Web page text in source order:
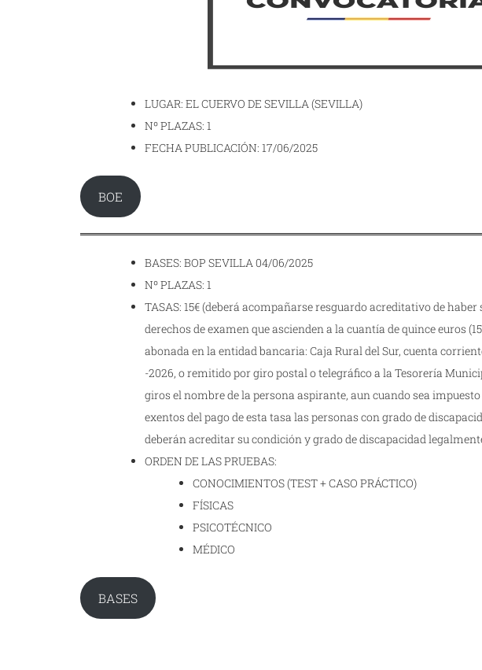
LUGAR: EL CUERVO DE SEVILLA (SEVILLA)
Nº PLAZAS: 1
FECHA PUBLICACIÓN: 17/06/2025
BOE
BASES: BOP SEVILLA 04/06/2025
Nº PLAZAS: 1
TASAS: 15€ (deberá acompañarse resguardo acreditativo de
derechos de examen que ascienden a la cuantía de quince euros
abonada en la entidad bancaria: Caja Rural del Sur, cuenta
-2026, o remitido por giro postal o telegráfico a la Tesorería
giros el nombre de la persona aspirante, aun cuando sea
exentos del pago de esta tasa las personas con grado de
deberán acreditar su condición y grado de discapacidad
ORDEN DE LAS PRUEBAS:
CONOCIMIENTOS (TEST + CASO PRÁCTICO)
FÍSICAS
PSICOTÉCNICO
MÉDICO
BASES